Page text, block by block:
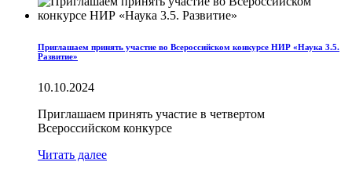
Приглашаем принять участие во Всероссийском конкурсе НИР «Наука 3.5.
Развитие»
10.10.2024
Приглашаем принять участие в четвертом
Всероссийском конкурсе
Читать далее